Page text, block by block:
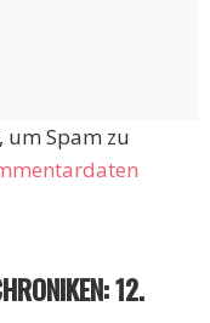
um Spam zu
12.